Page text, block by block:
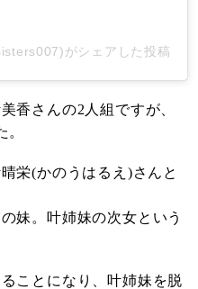
がシェアした投稿
香さんの2人組ですが、
栄(かのうはるえ)さんと
妹。叶姉妹の次女という
ことになり、叶姉妹を脱